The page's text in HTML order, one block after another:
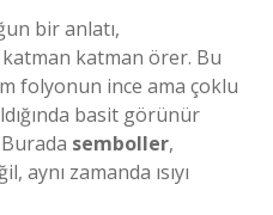
bir anlatı,
katman örer. Bu
folyonun ince ama çoklu
basit görünür
semboller,
aynı zamanda ısıyı